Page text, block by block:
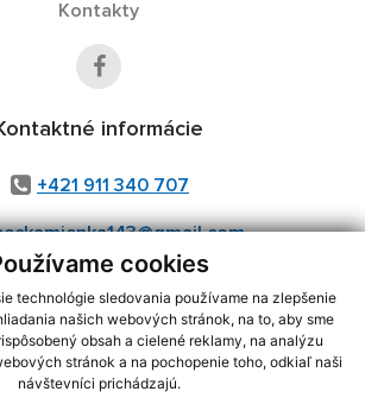
cookies
technológie sledovania používame na zlepšenie
našich webových stránok, na to, aby sme
obsah a cielené reklamy, na analýzu
stránok a na pochopenie toho, odkiaľ naši
návštevníci prichádzajú.
Kontakty
informácie
+421 911 340 707
aktuálnych informácií s využitím RSS
systém ECHELON 2,Mapa stránok,web portál
s.r.o.,domény,registrácia domény